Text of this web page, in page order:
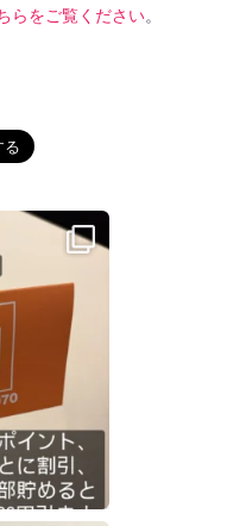
らをご覧ください。